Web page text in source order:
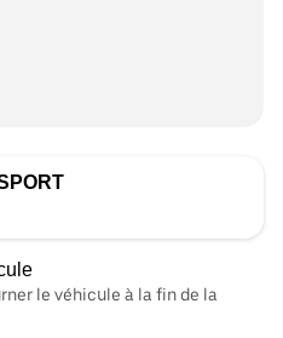
le véhicule à la fin de la